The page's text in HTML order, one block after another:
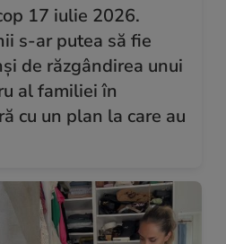
17 iulie 2026.
s-ar putea să fie
de răzgândirea unui
al familiei în
cu un plan la care au